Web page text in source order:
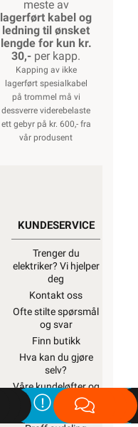
meste av
lagerført kabel og
ledning til ønsket
lengde for kun kr.
30,- per kapp.
Kapping av ikke
lagerført spesialkabel
på trommel må vi
dessverre viderebelaste
ett gebyr på kr. 600,- fra
vår produsent
KUNDESERVICE
Trenger du
elektriker? Vi hjelper
deg
Kontakt oss
Ofte stilte spørsmål
og svar
Finn butikk
Hva kan du gjøre
selv?
Våre kundeløfter og
prisgaranti
Kontaktinformasjon